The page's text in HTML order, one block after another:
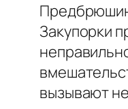
Закупорки
вызывают